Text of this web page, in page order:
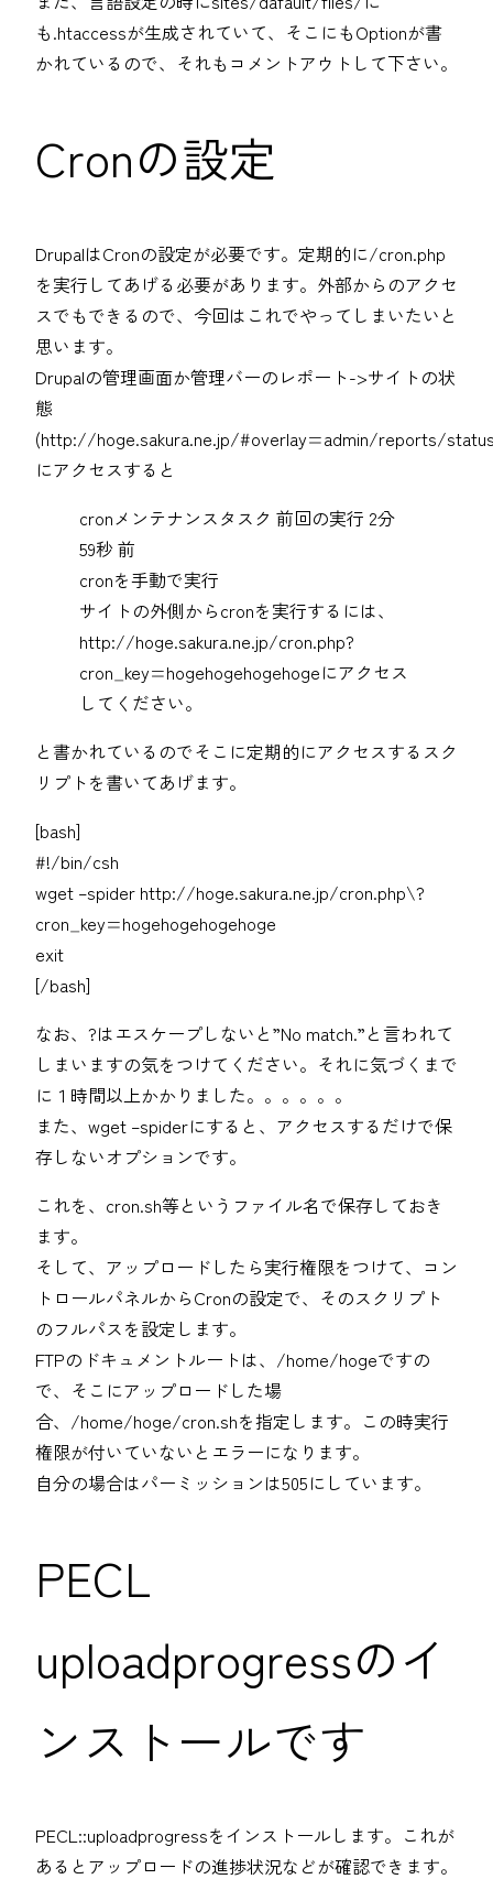
も.htaccessが生成されていて、そこにもOptionが書
かれているので、それもコメントアウトして下さい。
Cronの設定
DrupalはCronの設定が必要です。定期的に/cron.php
を実行してあげる必要があります。外部からのアクセ
スでもできるので、今回はこれでやってしまいたいと
思います。
Drupalの管理画面か管理バーのレポート->サイトの状
態
(http://hoge.sakura.ne.jp/#overlay=admin/reports/
にアクセスすると
cronメンテナンスタスク 前回の実行 2分
59秒 前
cronを手動で実行
サイトの外側からcronを実行するには、
http://hoge.sakura.ne.jp/cron.php?
cron_key=hogehogehogehogeにアクセス
してください。
と書かれているのでそこに定期的にアクセスするスク
リプトを書いてあげます。
[bash]
#!/bin/csh
wget –spider http://hoge.sakura.ne.jp/cron.php\?
cron_key=hogehogehogehoge
exit
[/bash]
なお、?はエスケープしないと”No match.”と言われて
しまいますの気をつけてください。それに気づくまで
に１時間以上かかりました。。。。。。
また、wget –spiderにすると、アクセスするだけで保
存しないオプションです。
これを、cron.sh等というファイル名で保存しておき
ます。
そして、アップロードしたら実行権限をつけて、コン
トロールパネルからCronの設定で、そのスクリプト
のフルパスを設定します。
FTPのドキュメントルートは、/home/hogeですの
で、そこにアップロードした場
合、/home/hoge/cron.shを指定します。この時実行
権限が付いていないとエラーになります。
自分の場合はパーミッションは505にしています。
PECL
uploadprogressのイ
ンストールです
PECL::uploadprogressをインストールします。これが
あるとアップロードの進捗状況などが確認できます。